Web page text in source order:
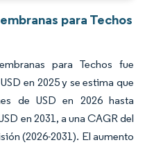
para Techos
para Techos fue
en 2025 y se estima que
de USD en 2026 hasta
en 2031, a una CAGR del
(2026-2031). El aumento